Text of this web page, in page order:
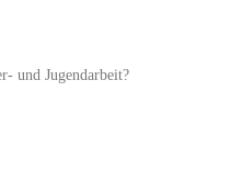
und Jugendarbeit?